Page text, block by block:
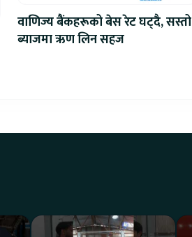
वाणिज्य बैंकहरूको बेस रेट घट्दै, सस्तो
ब्याजमा ऋण लिन सहज